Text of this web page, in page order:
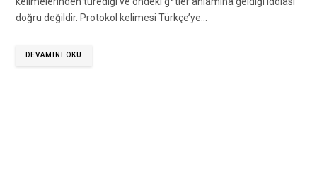
doğru değildir. Protokol kelimesi Türkçe’ye…
DEVAMINI OKU